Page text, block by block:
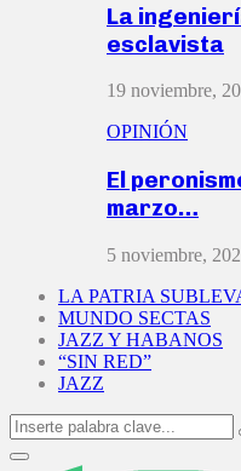
La
esclavista
19 noviembre,
OPINIÓN
El
marzo…
5 noviembre,
LA PATRIA
MUNDO SECTAS
JAZZ Y HABANOS
“SIN RED”
JAZZ
Search
for:
Primary